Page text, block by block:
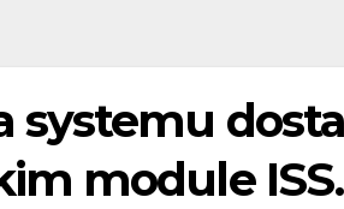
systemu
module ISS.